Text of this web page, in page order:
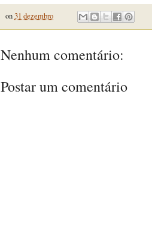
on31 dezembro
Nenhum comentário:
Postar um comentário